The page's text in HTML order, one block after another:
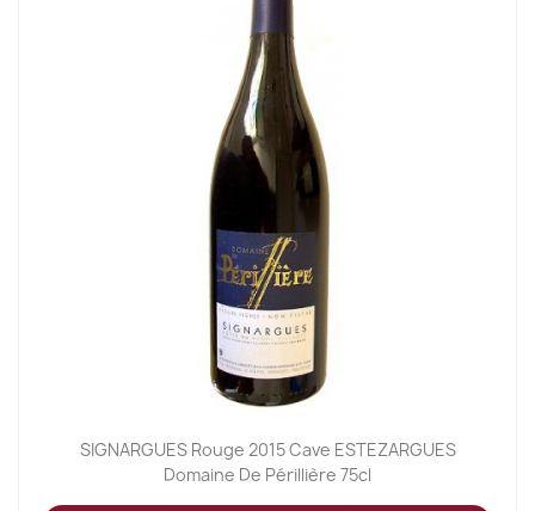
SIGNARGUES Rouge 2015 Cave ESTEZARGUES
Domaine De Périllière 75cl